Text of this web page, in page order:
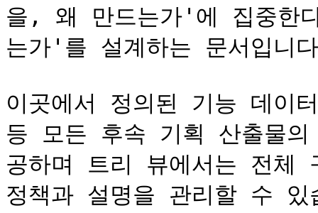
을, 왜 만드는가'에 집중한
는가'를 설계하는 문서입니
이곳에서 정의된 기능 데
등 모든 후속 기획 산출물
공하며 트리 뷰에서는 전체
정책과 설명을 관리할 수 있